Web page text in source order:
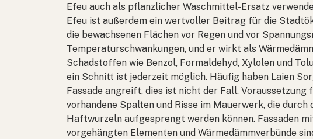
Efeu auch als pflanzlicher Waschmittel-Ersatz
Efeu ist außerdem ein wertvoller Beitrag für die
die bewachsenen Flächen vor Regen und vor
Temperaturschwankungen, und er wirkt als
Schadstoffen wie Benzol, Formaldehyd, Xylolen und
ein Schnitt ist jederzeit möglich. Häufig haben Laien
Fassade angreift, dies ist nicht der Fall. Voraussetzung
vorhandene Spalten und Risse im Mauerwerk, die
Haftwurzeln aufgesprengt werden können. Fassaden
vorgehängten Elementen und Wärmedämmverbünde